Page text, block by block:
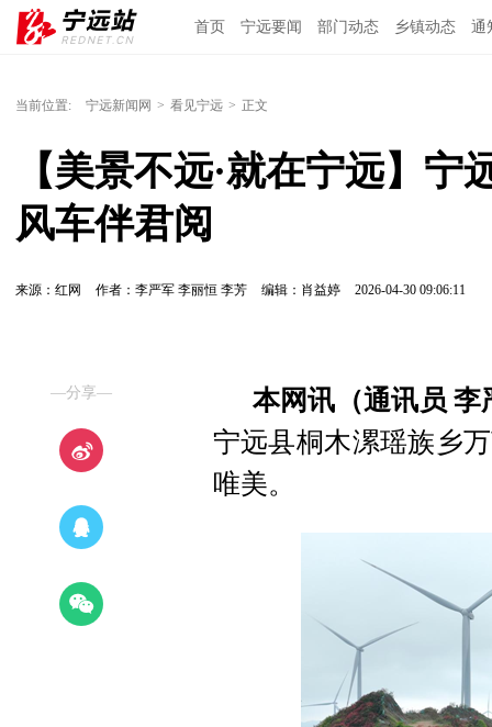
首页 宁远要闻 部门动态 乡镇动态 通
当前位置: 宁远新闻网 > 看见宁远 > 正文
【美景不远·就在宁远】
风车伴君阅
来源：红网 作者：李严军 李丽恒 李芳 编辑：肖益婷 2026-04-30 09:06:11
—分享—
本网讯（通讯员
宁远县桐木漯瑶族乡
唯美。